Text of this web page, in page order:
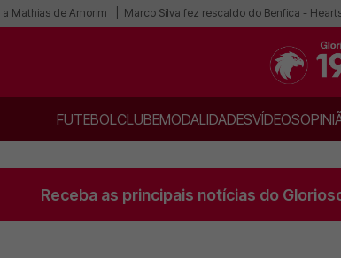
Mathias de Amorim Marco Silva fez rescaldo do Benfica -
FUTEBOLCLUBEMODALIDADESVÍDEOS
Receba as principais notícias do